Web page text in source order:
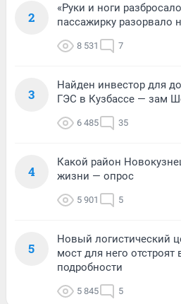
2
«Руки и ноги
пассажирку разорвало
8 531 7
3
Найден инвестор для
ГЭС в Кузбассе — зам
6 485 35
4
Какой район
жизни — опрос
5 901 5
5
Новый логистический
мост для него отстроят
подробности
5 845 5